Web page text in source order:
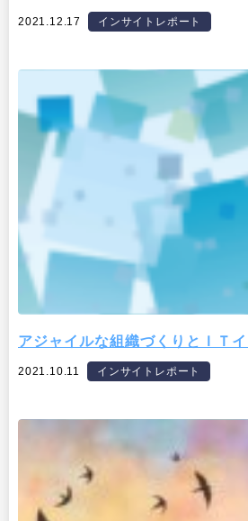
2021.12.17 インサイトレポート
アジャイルな組織づくりとＩＴ
2021.10.11 インサイトレポート